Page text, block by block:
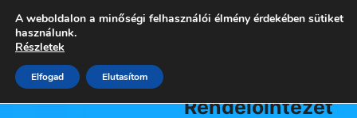
tartalomba
Rendelőintézet
A weboldalon a minőségi felhasználói élmény érdekében sütiket
használunk.
Részletek
Elfogad Elutasítom